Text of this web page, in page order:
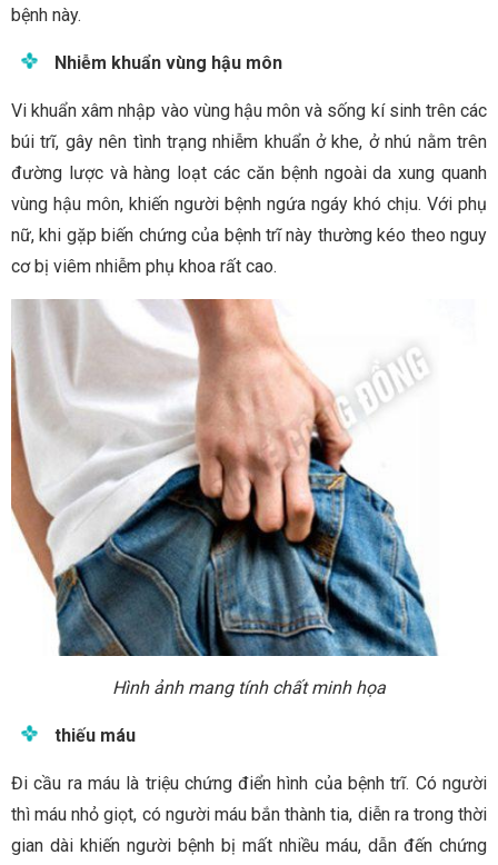
bệnh này.
Nhiễm khuẩn vùng hậu môn
Vi khuẩn xâm nhập vào vùng hậu môn và sống kí sinh trên các
búi trĩ, gây nên tình trạng nhiễm khuẩn ở khe, ở nhú nằm trên
đường lược và hàng loạt các căn bệnh ngoài da xung quanh
vùng hậu môn, khiến người bệnh ngứa ngáy khó chịu. Với phụ
nữ, khi gặp biến chứng của bệnh trĩ này thường kéo theo nguy
cơ bị viêm nhiễm phụ khoa rất cao.
Hình ảnh mang tính chất minh họa
thiếu máu
Đi cầu ra máu là triệu chứng điển hình của bệnh trĩ. Có người
thì máu nhỏ giọt, có người máu bắn thành tia, diễn ra trong thời
gian dài khiến người bệnh bị mất nhiều máu, dẫn đến chứng